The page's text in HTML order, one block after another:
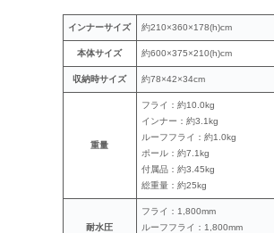
インナーサイズ 約210×360×178(h)cm
本体サイズ 約600×375×210(h)cm
収納時サイズ 約78×42×34cm
重量
フライ：約10.0kg
インナー：約3.1kg
ルーフフライ：約1.0kg
ポール：約7.1kg
付属品：約3.45kg
総重量：約25kg
耐水圧
フライ：1,800mm
ルーフフライ：1,800mm